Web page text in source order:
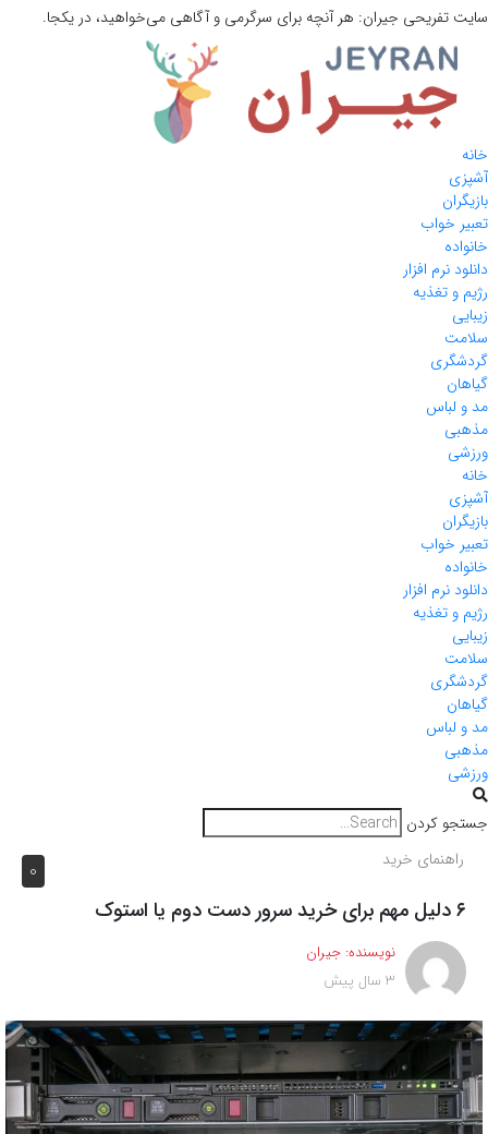
سایت تفریحی جیران: هر آنچه برای سرگرمی و آگاهی می‌خواهید، در یکجا.
خانه
آشپزی
بازیگران
تعبیر خواب
خانواده
دانلود نرم افزار
رژیم و تغذیه
زیبایی
سلامت
گردشگری
گیاهان
مد و لباس
مذهبی
ورزشی
خانه
آشپزی
بازیگران
تعبیر خواب
خانواده
دانلود نرم افزار
رژیم و تغذیه
زیبایی
سلامت
گردشگری
گیاهان
مد و لباس
مذهبی
ورزشی
جستجو کردن
0 راهنمای خرید
۶ دلیل مهم برای خرید سرور دست دوم یا استوک
نویسنده: جیران
3 سال پیش